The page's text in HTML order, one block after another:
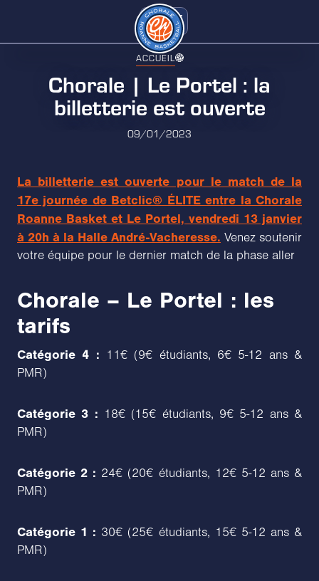
ACCUEIL
Chorale | Le Portel : la
billetterie est ouverte
09/01/2023
La billetterie est ouverte pour le match de la
17e journée de Betclic® ÉLITE entre la Chorale
Roanne Basket et Le Portel, vendredi 13 janvier
à 20h à la Halle André-Vacheresse. Venez soutenir
votre équipe pour le dernier match de la phase aller
Chorale – Le Portel : les
tarifs
Catégorie 4 : 11€ (9€ étudiants, 6€ 5-12 ans &
PMR)
Catégorie 3 : 18€ (15€ étudiants, 9€ 5-12 ans &
PMR)
Catégorie 2 : 24€ (20€ étudiants, 12€ 5-12 ans &
PMR)
Catégorie 1 : 30€ (25€ étudiants, 15€ 5-12 ans &
PMR)